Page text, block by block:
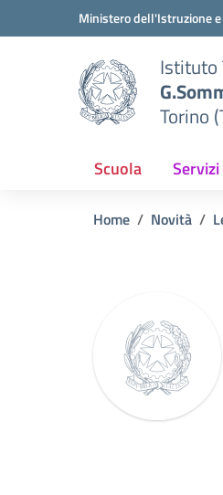
Vai ai contenuti
Vai al menu di navigazione
Ministero dell'Istruzione
Istituto
Torino
Scuola Servizi
Home Novità